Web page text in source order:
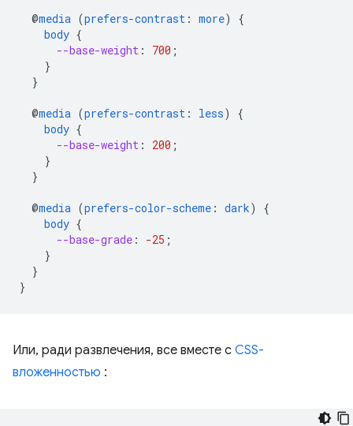
@media (prefers-contrast : more)
{
body {
--base-weight : 700 ;
}
}
@media (prefers-contrast : less)
{
body {
--base-weight : 200 ;
}
}
@media (prefers-color-scheme : dark)
{
body {
--base-grade : -25 ;
}
}
}
Или, ради развлечения, все вместе с CSS-
вложенностью :